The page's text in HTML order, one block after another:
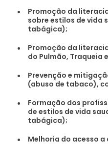
Promoção da
sobre estilos de vida
tabágica);
Promoção da
do Pulmão, Traqueia
Prevenção e
(abuso de tabaco),
Formação dos
de estilos de vida
tabágica);
Melhoria do acesso